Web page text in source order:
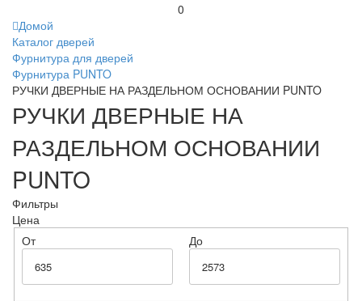
0
Домой
Каталог дверей
Фурнитура для дверей
Фурнитура PUNTO
РУЧКИ ДВЕРНЫЕ НА РАЗДЕЛЬНОМ ОСНОВАНИИ PUNTO
РУЧКИ ДВЕРНЫЕ НА
РАЗДЕЛЬНОМ ОСНОВАНИИ
PUNTO
Фильтры
Цена
От
До